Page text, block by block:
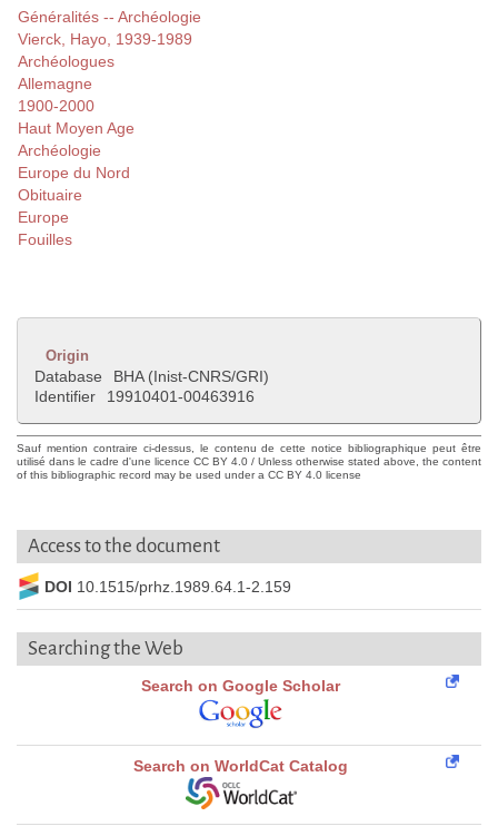
Généralités -- Archéologie
Vierck, Hayo, 1939-1989
Archéologues
Allemagne
1900-2000
Haut Moyen Age
Archéologie
Europe du Nord
Obituaire
Europe
Fouilles
Origin
Database
BHA (Inist-CNRS/GRI)
Identifier
19910401-00463916
Sauf mention contraire ci-dessus, le contenu de cette notice bibliographique peut être
utilisé dans le cadre d'une licence CC BY 4.0 / Unless otherwise stated above, the content
of this bibliographic record may be used under a CC BY 4.0 license
Access to the document
DOI 10.1515/prhz.1989.64.1-2.159
Searching the Web
Search on Google Scholar
Search on WorldCat Catalog